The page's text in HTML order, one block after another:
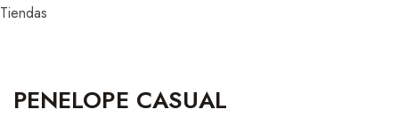
Tiendas
PENELOPE CASUAL